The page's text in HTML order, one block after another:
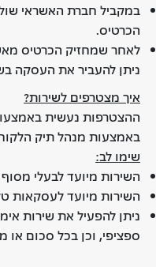
הכרטיס.
לאחר שמחזיק הכרטיס
ניתן להעביר את העסקה
איך מצטרפים לשירות?
באמצעות מנהל תיק
שימו לב:
השירות מיועד לבעלי מסוף EMV.
השירות מיועד לעסקאות
ניתן להפעיל את שירות
ספציפי, וכן בכל סכום או